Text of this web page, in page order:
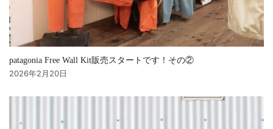
patagonia Free Wall Kit販売スタートです！その②
2026年2月20日